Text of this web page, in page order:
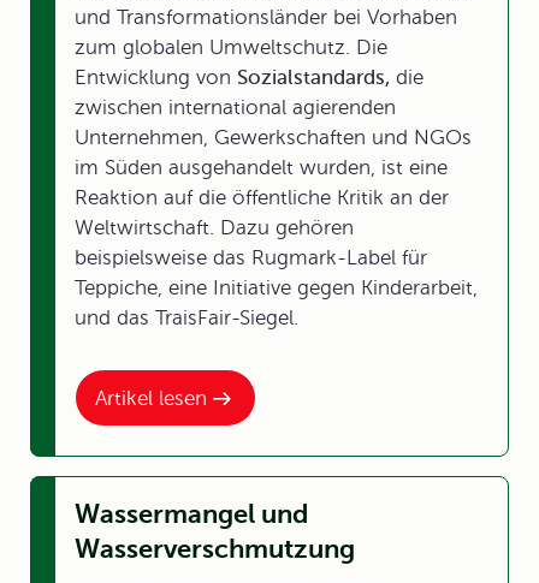
Artikel lesen
und Transformationsländer bei Vorhaben
zum globalen Umweltschutz. Die
Entwicklung von Sozialstandards, die
zwischen international agierenden
Unternehmen, Gewerkschaften und NGOs
im Süden ausgehandelt wurden, ist eine
Reaktion auf die öffentliche Kritik an der
Weltwirtschaft. Dazu gehören
beispielsweise das Rugmark-Label für
Teppiche, eine Initiative gegen Kinderarbeit,
und das TraisFair-Siegel.
Wassermangel und
Wasserverschmutzung